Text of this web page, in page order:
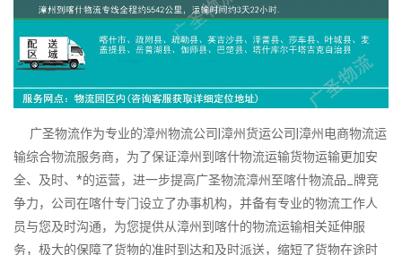
广圣物流作为专业的漳州物流公司|漳州货运公司|漳州电商物流运
输综合物流服务商，为了保证漳州到喀什物流运输货物运输更加安
全、及时、*的运营，进一步提高广圣物流漳州至喀什物流品_牌竞
争力，公司在喀什专门设立了办事机构，并备有专业的物流工作人
员与您及时沟通，为您提供从漳州到喀什的物流运输相关延伸服
务，极大的保障了货物的准时到达和及时派送，缩短了货物在途时